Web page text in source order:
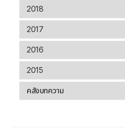
2018
2017
2016
2015
คลังบทความ